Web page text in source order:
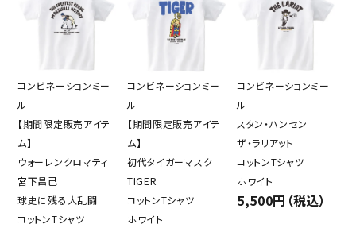
コンビネーションミー
ル
【期間限定販売アイテ
ム】
ウォーレンクロマティ
宮下昌己
球史に残る大乱闘
コットンTシャツ
コンビネーションミー
ル
【期間限定販売アイテ
ム】
初代タイガーマスク
TIGER
コットンTシャツ
ホワイト
コンビネーションミー
ル
スタン・ハンセン
ザ・ラリアット
コットンTシャツ
ホワイト
5,500円（税込）